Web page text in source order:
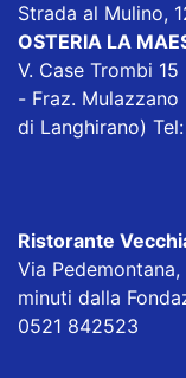
Strada al Mulino,
OSTERIA LA
V. Case Trombi
- Fraz.
di Langhirano)
Ristorante
Via
minuti dalla
0521 842523